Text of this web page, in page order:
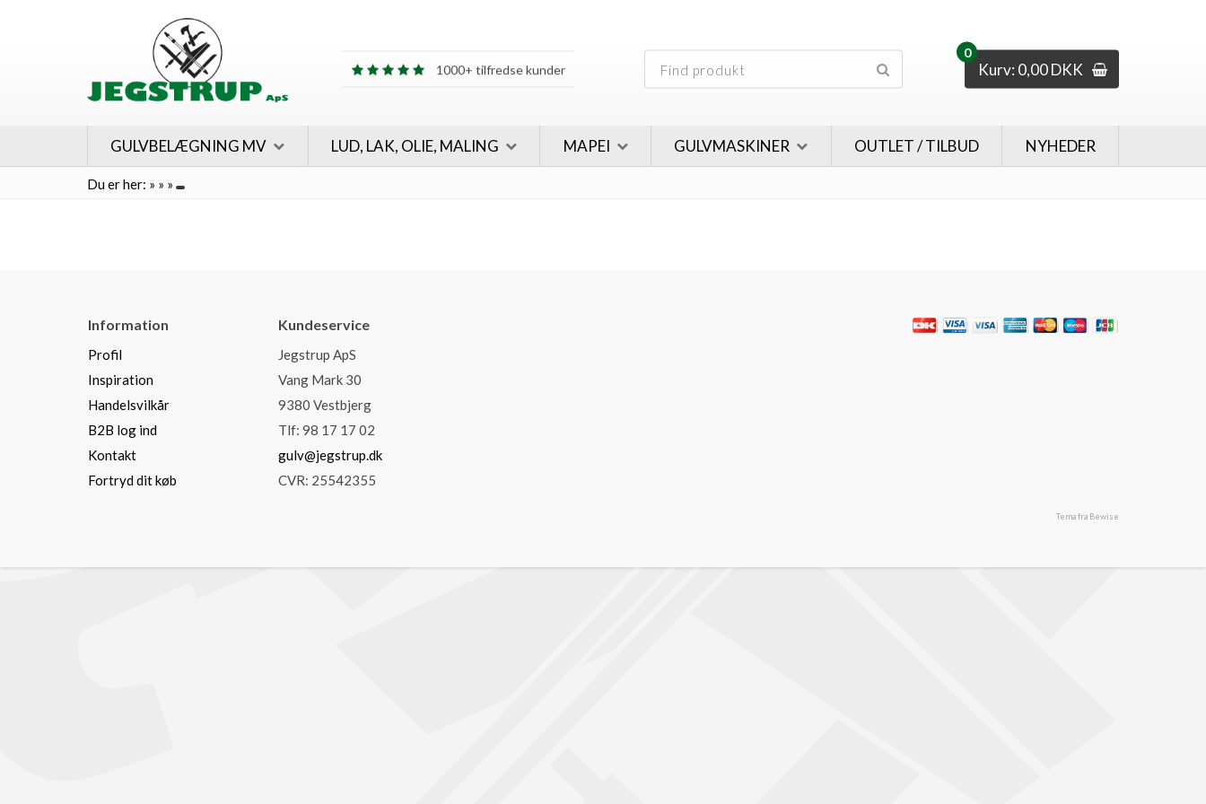
0
Kurv: 0,00 DKK
1000+ tilfredse kunder
1000+ tilfredse kunder
GULVBELÆGNING MV LUD, LAK, OLIE, MALING MAPEI GULVMASKINER OUTLET / TILBUD NYHEDER
Du er her: » » »
Information
Profil
Inspiration
Handelsvilkår
B2B log ind
Kontakt
Fortryd dit køb
Kundeservice
Jegstrup ApS
Vang Mark 30
9380 Vestbjerg
Tlf: 98 17 17 02
gulv@jegstrup.dk
CVR: 25542355
Tema fra Bewise